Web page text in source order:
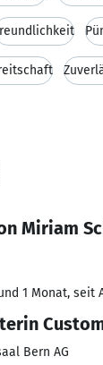
Miriam
1 Monat, seit
Bern AG